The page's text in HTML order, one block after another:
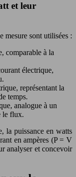
et leur
mesure sont utilisées :
comparable à la
électrique,
représentant la
temps.
analogue à un
le flux.
la puissance en watts
en ampères (P = V
analyser et concevoir